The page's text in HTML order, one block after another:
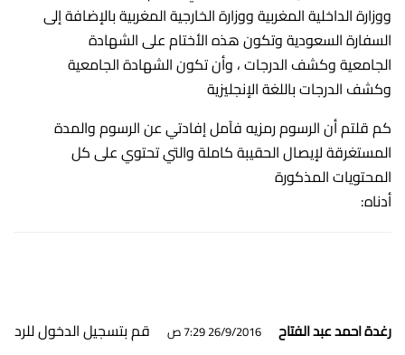
ووزارة الداخلية المغربية ووزارة الخارجية المغربية بالإضافة إلى
السفارة السعودية وتكون هذه الأختام على الشهادة
الجامعية وكشف الدرجات ، وأن تكون الشهادة الجامعية
وكشف الدرجات باللغة الإنجليزية
كم قلتم أن الرسوم رمزيه فآمل إفادتي عن الرسوم والمدة
المستغرقة لإيصال الحقيبة كاملة والتي تحتوي على كل
المحتويات المذكورة
أدناه:
رغدة احمد عبد الفتاح 26/9/2016 7:29 ص
قم بتسجيل الدخول للرد